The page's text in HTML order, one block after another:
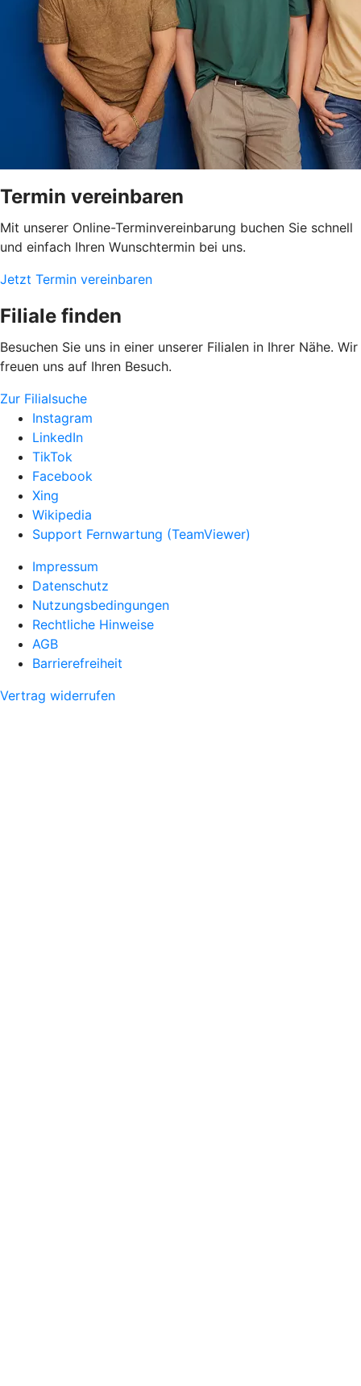
Termin vereinbaren
Mit unserer Online-Terminvereinbarung buchen Sie schnell
und einfach Ihren Wunschtermin bei uns.
Jetzt Termin vereinbaren
Filiale finden
Besuchen Sie uns in einer unserer Filialen in Ihrer Nähe. Wir
freuen uns auf Ihren Besuch.
Zur Filialsuche
Instagram
LinkedIn
TikTok
Facebook
Xing
Wikipedia
Support Fernwartung (TeamViewer)
Impressum
Datenschutz
Nutzungsbedingungen
Rechtliche Hinweise
AGB
Barrierefreiheit
Vertrag widerrufen